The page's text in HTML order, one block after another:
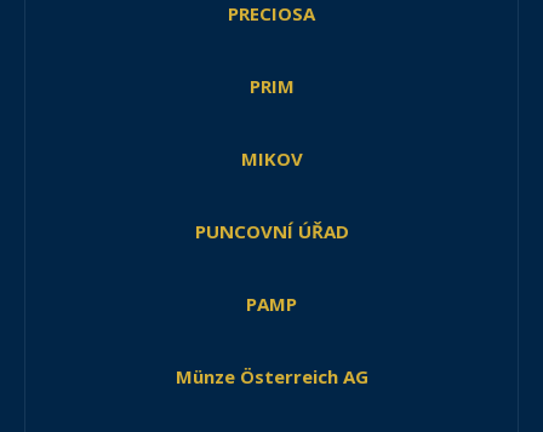
PRECIOSA
PRIM
MIKOV
PUNCOVNÍ ÚŘAD
PAMP
Münze Österreich AG